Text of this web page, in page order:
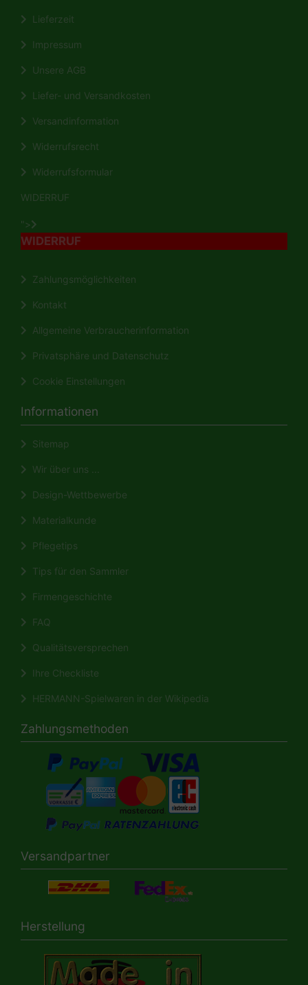
Lieferzeit
Impressum
Unsere AGB
Liefer- und Versandkosten
Versandinformation
Widerrufsrecht
Widerrufsformular
WIDERRUF
">
WIDERRUF
Zahlungsmöglichkeiten
Kontakt
Allgemeine Verbraucherinformation
Privatsphäre und Datenschutz
Cookie Einstellungen
Informationen
Sitemap
Wir über uns ...
Design-Wettbewerbe
Materialkunde
Pflegetips
Tips für den Sammler
Firmengeschichte
FAQ
Qualitätsversprechen
Ihre Checkliste
HERMANN-Spielwaren in der Wikipedia
Zahlungsmethoden
Versandpartner
Herstellung